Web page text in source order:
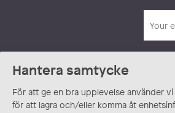
Hantera samtycke
För att ge en bra upplevelse använder
för att lagra och/eller komma åt